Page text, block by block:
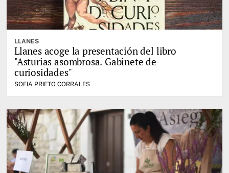
LLANES
Llanes acoge la presentación del libro
"Asturias asombrosa. Gabinete de
curiosidades"
SOFIA PRIETO CORRALES